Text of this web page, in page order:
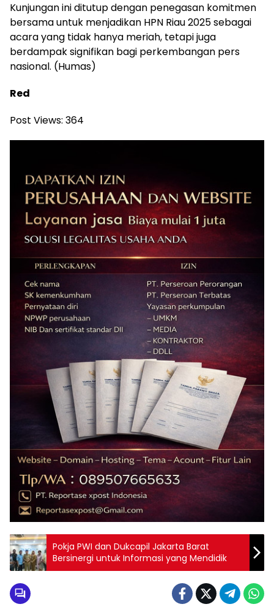
Kunjungan ini ditutup dengan penegasan komitmen
bersama untuk menjadikan HPN Riau 2025 sebagai
acara yang tidak hanya meriah, tetapi juga
berdampak signifikan bagi perkembangan pers
nasional. (Humas)
Red
Post Views: 364
Pokja PWI dan Dukcapil Jakarta Barat
Bersinergi untuk Informasi yang Mendidik